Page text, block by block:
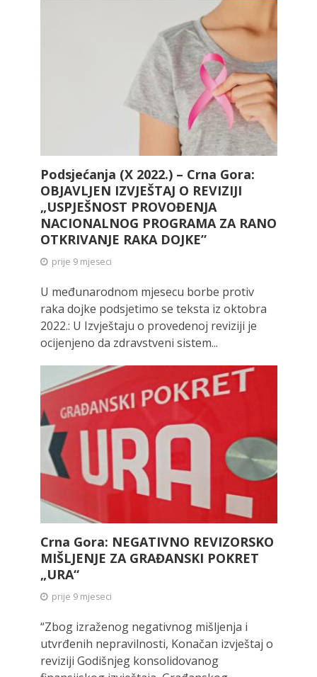
Podsjećanja (X 2022.) – Crna Gora:
OBJAVLJEN IZVJEŠTAJ O REVIZIJI
„USPJEŠNOST PROVOĐENJA
NACIONALNOG PROGRAMA ZA RANO
OTKRIVANJE RAKA DOJKE”
prije 9 mjeseci
U međunarodnom mjesecu borbe protiv
raka dojke podsjetimo se teksta iz oktobra
2022.: U Izvještaju o provedenoj reviziji je
ocijenjeno da zdravstveni sistem...
Crna Gora: NEGATIVNO REVIZORSKO
MIŠLJENJE ZA GRAĐANSKI POKRET
„URA“
prije 9 mjeseci
“Zbog izraženog negativnog mišljenja i
utvrđenih nepravilnosti, Konačan izvještaj o
reviziji Godišnjeg konsolidovanog